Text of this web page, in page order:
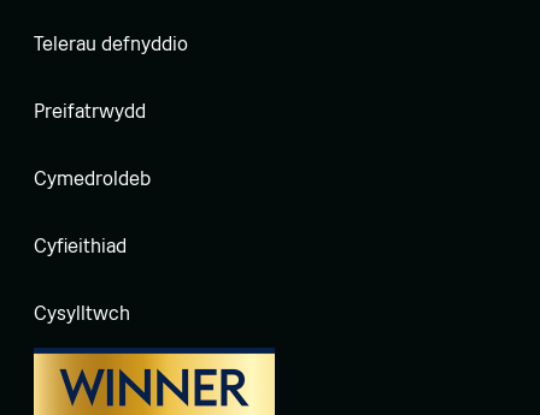
Telerau defnyddio
Preifatrwydd
Cymedroldeb
Cyfieithiad
Cysylltwch